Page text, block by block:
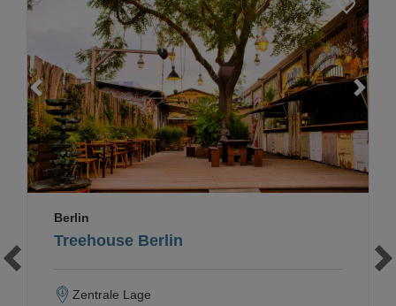
Loading...
Treehouse Berlin
Berlin
Zentrale Lage